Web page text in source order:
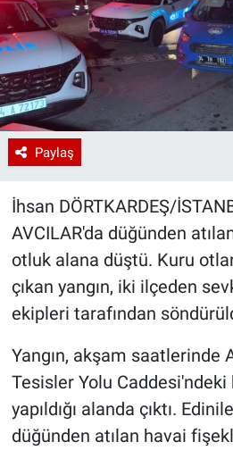
Paylaş
İhsan DÖRTKARDEŞ/
AVCILAR'da düğünden
otluk alana düştü. Kuru
çıkan yangın, iki ilçeden
ekipleri tarafından
Yangın, akşam saatlerinde
Tesisler Yolu Caddesi'ndeki
yapıldığı alanda çıktı.
düğünden atılan havai